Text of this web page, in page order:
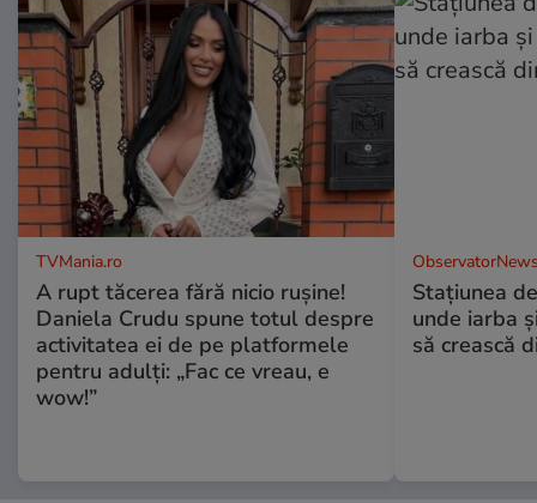
TVMania.ro
A rupt tăcerea fără nicio rușine!
Daniela Crudu spune totul despre
activitatea ei de pe platformele
pentru adulți: „Fac ce vreau, e
wow!”
Stațiunea
unde iarba
să crească